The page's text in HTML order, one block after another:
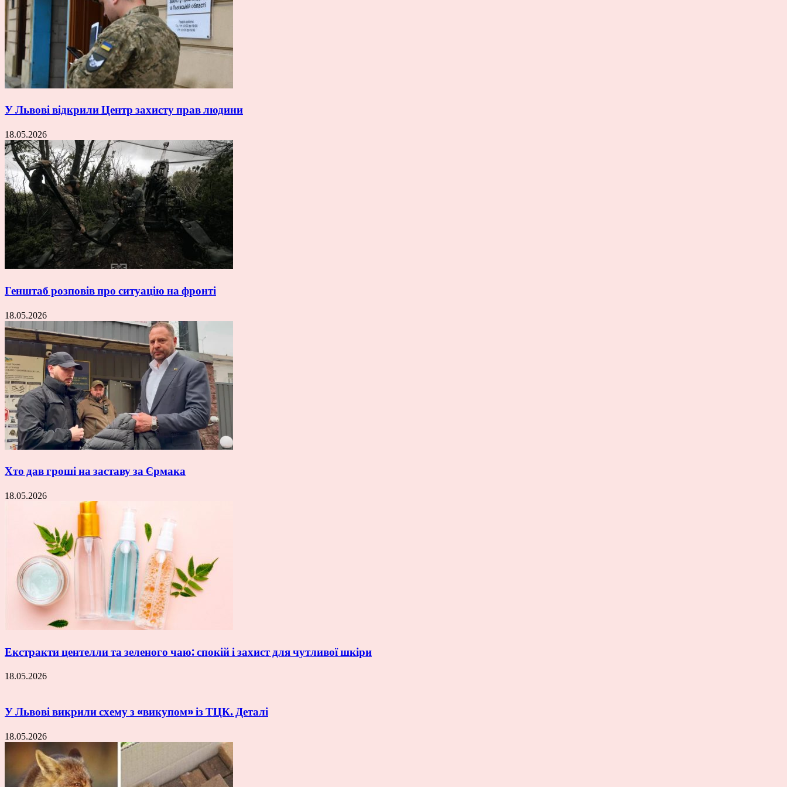
У Львові відкрили Центр захисту прав людини
18.05.2026
Генштаб розповів про ситуацію на фронті
18.05.2026
Хто дав гроші на заставу за Єрмака
18.05.2026
Екстракти центелли та зеленого чаю: спокій і захист для чутливої шкіри
18.05.2026
У Львові викрили схему з «викупом» із ТЦК. Деталі
18.05.2026